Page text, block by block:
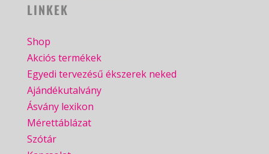
LINKEK
Shop
Akciós termékek
Egyedi tervezésű ékszerek neked
Ajándékutalvány
Ásvány lexikon
Mérettáblázat
Szótár